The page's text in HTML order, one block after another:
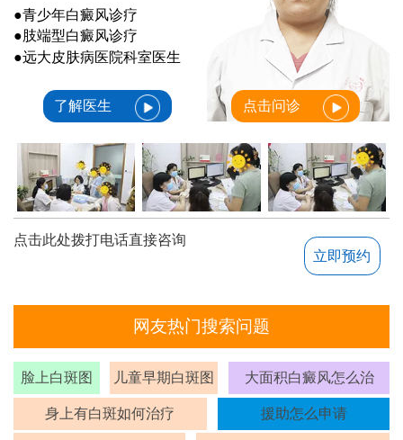
●青少年白癜风诊疗
●肢端型白癜风诊疗
●远大皮肤病医院科室医生
了解医生 点击问诊
点击此处拨打电话直接咨询
立即预约
网友热门搜索问题
脸上白斑图 儿童早期白斑图 大面积白癜风怎么治
身上有白斑如何治疗 援助怎么申请